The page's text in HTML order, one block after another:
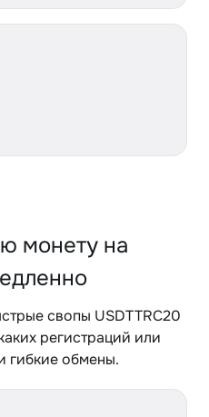
монету на
свопы USDTTRC20
регистраций или
гибкие обмены.